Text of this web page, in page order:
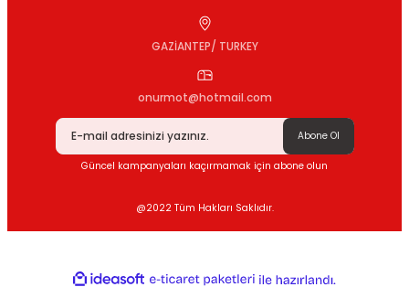
GAZİANTEP/ TURKEY
onurmot@hotmail.com
Abone Ol
Güncel kampanyaları kaçırmamak için abone olun
@2022 Tüm Hakları Saklıdır.
ideasoft e-